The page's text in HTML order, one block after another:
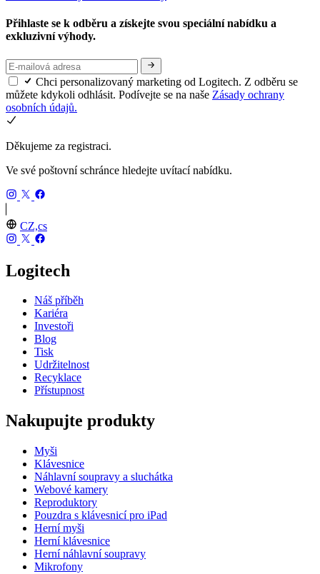
Přihlaste se k odběru a získejte svou speciální nabídku a
exkluzivní výhody.
Chci personalizovaný marketing od Logitech. Z odběru se
můžete kdykoli odhlásit. Podívejte se na naše Zásady ochrany
osobních údajů.
Děkujeme za registraci.
Ve své poštovní schránce hledejte uvítací nabídku.
CZ,cs
Logitech
Náš příběh
Kariéra
Investoři
Blog
Tisk
Udržitelnost
Recyklace
Přístupnost
Nakupujte produkty
Myši
Klávesnice
Náhlavní soupravy a sluchátka
Webové kamery
Reproduktory
Pouzdra s klávesnicí pro iPad
Herní myši
Herní klávesnice
Herní náhlavní soupravy
Mikrofony